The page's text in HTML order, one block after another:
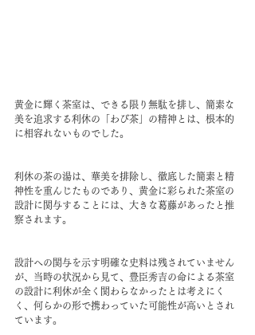
黄金に輝く茶室は、できる限り無駄を排し、簡素な
美を追求する利休の「わび茶」の精神とは、根本的
に相容れないものでした。
利休の茶の湯は、華美を排除し、徹底した簡素と精
神性を重んじたものであり、黄金に彩られた茶室の
設計に関与することには、大きな葛藤があったと推
察されます。
設計への関与を示す明確な史料は残されていません
が、当時の状況から見て、豊臣秀吉の命による茶室
の設計に利休が全く関わらなかったとは考えにく
く、何らかの形で携わっていた可能性が高いとされ
ています。